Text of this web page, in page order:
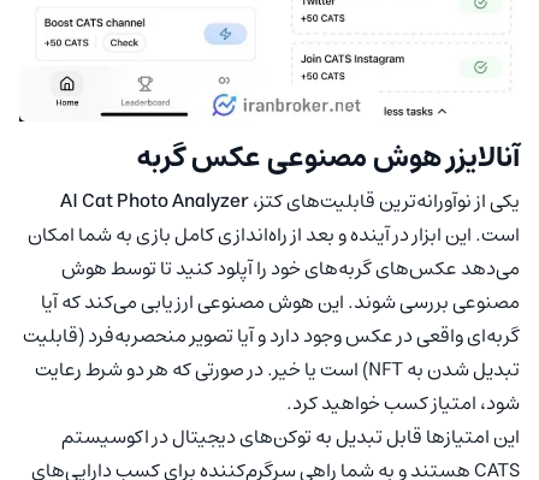
آنالایزر هوش مصنوعی عکس گربه
یکی از نوآورانه‌ترین قابلیت‌های کتز،AI Cat Photo Analyzer
است. این ابزار در آینده و بعد از راه‌اندازی کامل بازی به شما امکان
می‌دهد عکس‌های گربه‌های خود را آپلود کنید تا توسط هوش
مصنوعی بررسی شوند. این هوش مصنوعی ارزیابی می‌کند که آیا
گربه‌ای واقعی در عکس وجود دارد و آیا تصویر منحصربه‌فرد (قابلیت
تبدیل شدن به NFT) است یا خیر. در صورتی که هر دو شرط رعایت
شود، امتیاز کسب خواهید کرد.
این امتیازها قابل تبدیل به توکن‌های دیجیتال در اکوسیستم
CATS هستند و به شما راهی سرگرم‌کننده برای کسب دارایی‌های